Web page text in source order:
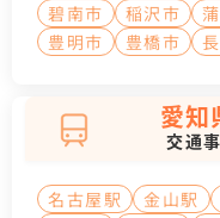
碧南市
稲沢市
豊明市
豊橋市
愛知
交通
名古屋駅 金山駅